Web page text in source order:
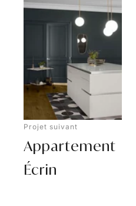
Projet suivant
Appartement
Écrin